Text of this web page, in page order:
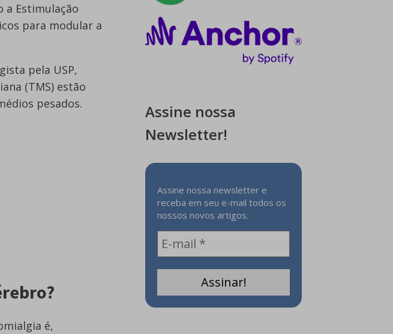
a Estimulação
para modular a
pela USP,
(TMS) estão
pesados.
é,
Assine nossa
Newsletter!
Assine nossa newsletter e
receba em seu e-mail todos os
nossos novos artigos.